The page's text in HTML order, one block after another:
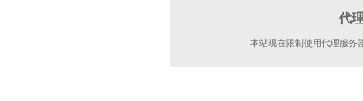
代
本站现在限制使用代理服务